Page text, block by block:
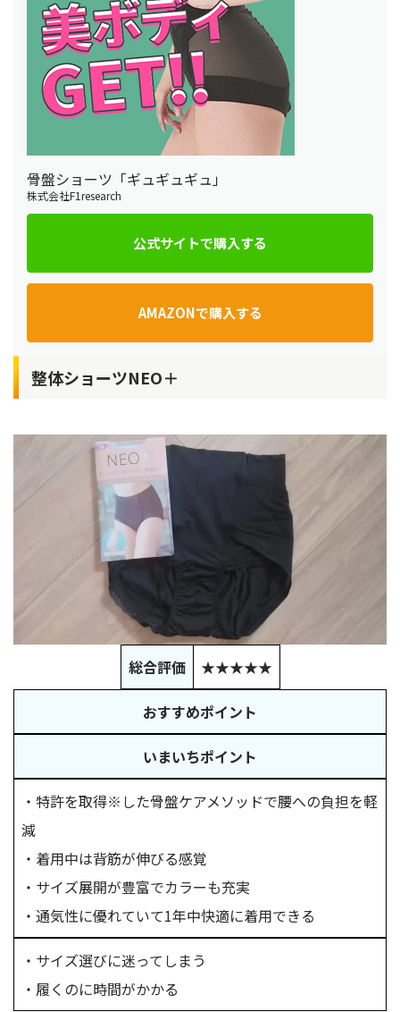
骨盤ショーツ「ギュギュギュ」
株式会社F1research
公式サイトで購入する
AMAZONで購入する
整体ショーツNEO＋
総合評価 ★★★★★
おすすめポイント
いまいちポイント
・特許を取得※した骨盤ケアメソッドで腰への負担を軽
減
・着用中は背筋が伸びる感覚
・サイズ展開が豊富でカラーも充実
・通気性に優れていて1年中快適に着用できる
・サイズ選びに迷ってしまう
・履くのに時間がかかる